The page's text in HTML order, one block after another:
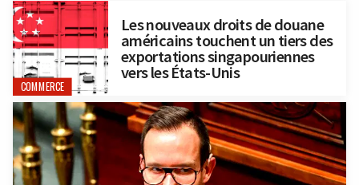
COMMERCE
Les nouveaux droits de douane
américains touchent un tiers des
exportations singapouriennes
vers les États-Unis